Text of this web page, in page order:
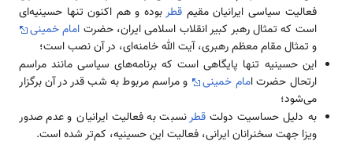
فعالیت سیاسی ایرانیان مقیم قطربوده و هم اکنون تنها حسینیه‌ای
است که تمثال رهبر کبیر انقلاب اسلامی ایران، حضرت امام خمینی
و تمثال مقام معظم رهبری، آیت الله خامنه‌ای، در آن نصب است؛
این حسینیه تنها پایگاهی است که برنامه‌های سیاسی مانند مراسم
ارتحال حضرت امام خمینی
و مراسم مربوط به شب قدر در آن برگزار
می‌شود؛
به دلیل حساسیت دولتقطرنسبت به فعالیت‌ ایرانیان و عدم صدور
ویزا جهت سخنرانان ایرانی، فعالیت این حسینیه، كم‌تر شده است.